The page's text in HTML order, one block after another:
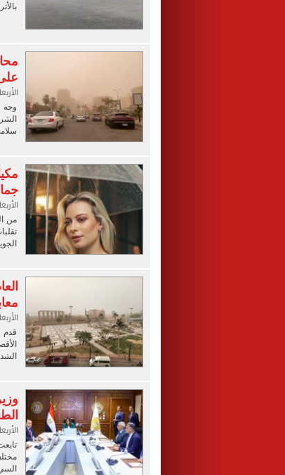
الأربعاء، 30 أبريل
وجه
الأربعاء، 30 أبريل
من
الأربعاء، 30 أبريل
قدم
الأربعاء، 30 أبريل